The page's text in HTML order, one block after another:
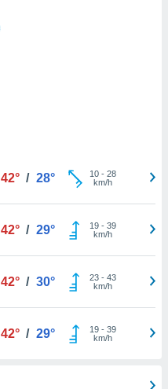
42° / 28° 10- 28
km/h
42° / 29° 19- 39
km/h
42° / 30° 23- 43
km/h
42° / 29° 19- 39
km/h